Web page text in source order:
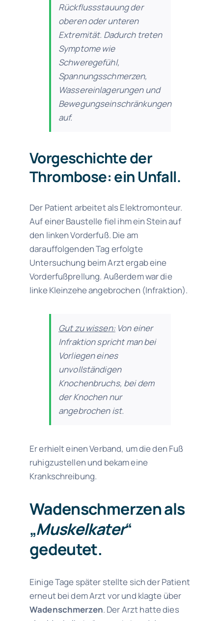
Rückflussstauung der
oberen oder unteren
Extremität. Dadurch treten
Symptome wie
Schweregefühl,
Spannungsschmerzen,
Wassereinlagerungen und
Bewegungseinschränkungen
auf.
Vorgeschichte der
Thrombose: ein Unfall.
Der Patient arbeitet als Elektromonteur.
Auf einer Baustelle fiel ihm ein Stein auf
den linken Vorderfuß. Die am
darauffolgenden Tag erfolgte
Untersuchung beim Arzt ergab eine
Vorderfußprellung. Außerdem war die
linke Kleinzehe angebrochen (Infraktion).
Gut zu wissen:Von einer
Infraktion spricht man bei
Vorliegen eines
unvollständigen
Knochenbruchs, bei dem
der Knochen nur
angebrochen ist.
Er erhielt einen Verband, um die den Fuß
ruhigzustellen und bekam eine
Krankschreibung.
Wadenschmerzen als
„Muskelkater“
gedeutet.
Einige Tage später stellte sich der Patient
erneut bei dem Arzt vor und klagte über
Wadenschmerzen. Der Arzt hatte dies